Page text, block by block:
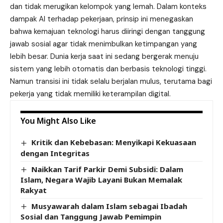
dan tidak merugikan kelompok yang lemah. Dalam konteks
dampak AI terhadap pekerjaan, prinsip ini menegaskan
bahwa kemajuan teknologi harus diiringi dengan tanggung
jawab sosial agar tidak menimbulkan ketimpangan yang
lebih besar. Dunia kerja saat ini sedang bergerak menuju
sistem yang lebih otomatis dan berbasis teknologi tinggi.
Namun transisi ini tidak selalu berjalan mulus, terutama bagi
pekerja yang tidak memiliki keterampilan digital.
You Might Also Like
Kritik dan Kebebasan: Menyikapi Kekuasaan
dengan Integritas
Naikkan Tarif Parkir Demi Subsidi: Dalam
Islam, Negara Wajib Layani Bukan Memalak
Rakyat
Musyawarah dalam Islam sebagai Ibadah
Sosial dan Tanggung Jawab Pemimpin